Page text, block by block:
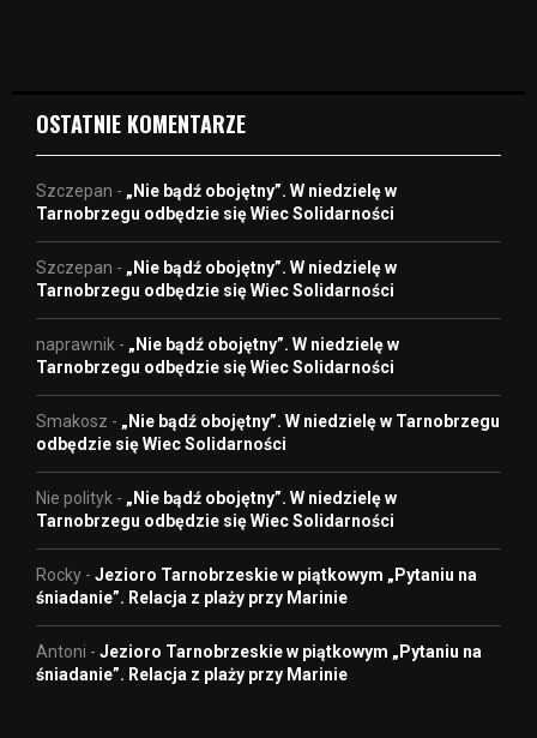
OSTATNIE KOMENTARZE
Szczepan - „Nie bądź obojętny”. W niedzielę w
Tarnobrzegu odbędzie się Wiec Solidarności
Szczepan - „Nie bądź obojętny”. W niedzielę w
Tarnobrzegu odbędzie się Wiec Solidarności
naprawnik - „Nie bądź obojętny”. W niedzielę w
Tarnobrzegu odbędzie się Wiec Solidarności
Smakosz - „Nie bądź obojętny”. W niedzielę w Tarnobrzegu
odbędzie się Wiec Solidarności
Nie polityk - „Nie bądź obojętny”. W niedzielę w
Tarnobrzegu odbędzie się Wiec Solidarności
Rocky - Jezioro Tarnobrzeskie w piątkowym „Pytaniu na
śniadanie”. Relacja z plaży przy Marinie
Antoni - Jezioro Tarnobrzeskie w piątkowym „Pytaniu na
śniadanie”. Relacja z plaży przy Marinie